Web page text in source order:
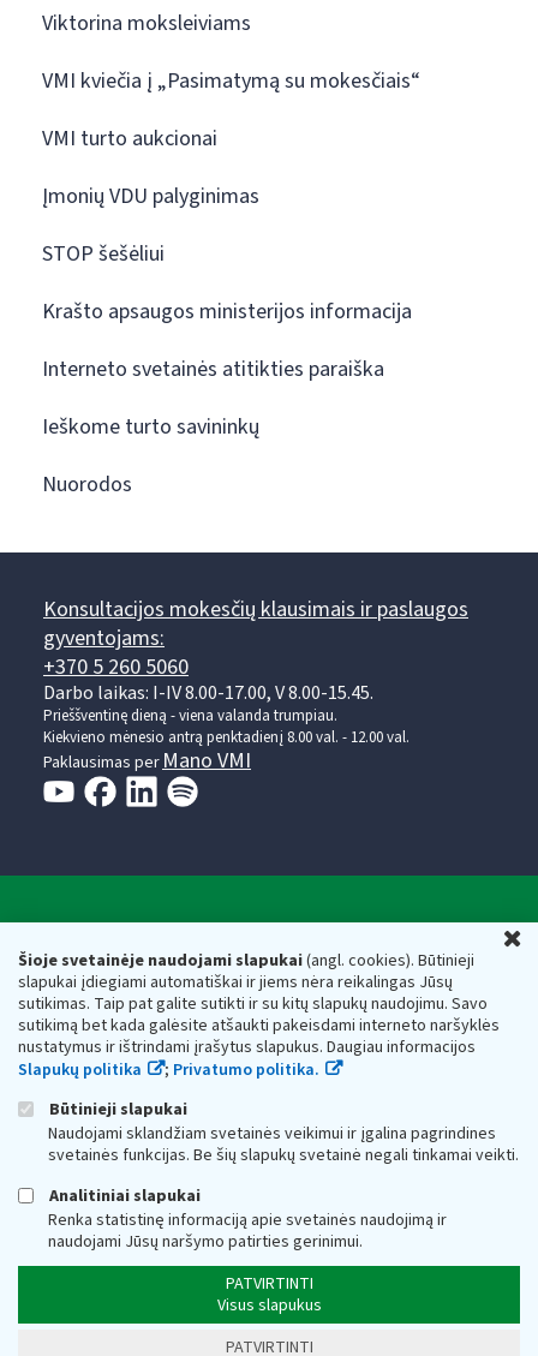
Šioje svetainėje naudojami slapukai(angl. cookies). Būtinieji
slapukai įdiegiami automatiškai ir jiems nėra reikalingas Jūsų
sutikimas. Taip pat galite sutikti ir su kitų slapukų naudojimu. Savo
sutikimą bet kada galėsite atšaukti pakeisdami interneto naršyklės
nustatymus ir ištrindami įrašytus slapukus. Daugiau informacijos
Slapukų politika
; Privatumo politika.
Būtinieji slapukai
Naudojami sklandžiam svetainės veikimui ir įgalina pagrindines
svetainės funkcijas. Be šių slapukų svetainė negali tinkamai veikti.
Analitiniai slapukai
Renka statistinę informaciją apie svetainės naudojimą ir
naudojami Jūsų naršymo patirties gerinimui.
PATVIRTINTI
Visus slapukus
PATVIRTINTI
Viktorina moksleiviams
VMI kviečia į „Pasimatymą su mokesčiais“
VMI turto aukcionai
Įmonių VDU palyginimas
STOP šešėliui
Krašto apsaugos ministerijos informacija
Interneto svetainės atitikties paraiška
Ieškome turto savininkų
Nuorodos
Konsultacijos mokesčių klausimais ir paslaugos
gyventojams:
+370 5 260 5060
Darbo laikas: I-IV 8.00-17.00, V 8.00-15.45.
Prieššventinę dieną - viena valanda trumpiau.
Kiekvieno mėnesio antrą penktadienį 8.00 val. - 12.00 val.
Paklausimas per Mano VMI
Respublikos finansų ministerijos
Biudžetinė įstaiga. Juridinio asmens kodas — 188659752,
adresas: Vasario 16-osios g. 14, 01107 Vilnius, Lietuva, el.paštas:
vmi@vmi.lt, E. pristatymo dėžutės adresas 188659752
Duomenys apie Valstybinę mokesčių inspekciją prie Lietuvos
Respublikos finansų ministerijos kaupiami ir saugomi Juridinių